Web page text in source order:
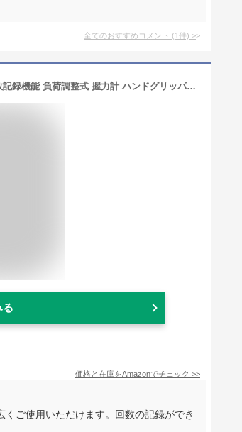
全てのおすすめコメント (1件) >
ハンドグリップ 筋トレ器具 握力トレーニング 握力 回数記録機能 負荷調整式 握力計 ハンドグリッパー ストレス解消 リハビリ器具 テニス 野球 握力強化訓練 握りやすい 男女兼用 負荷10-60kg (Black)
る
価格と在庫をAmazonでチェック >>
ご使用いただけます。回数の記録ができ